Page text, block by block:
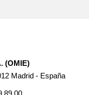
(OMIE)
Madrid - España
89 00